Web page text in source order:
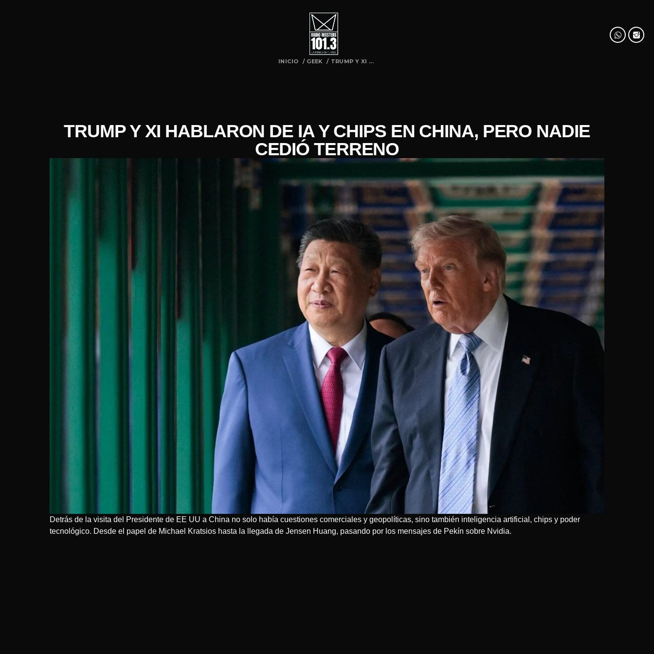
INICIO / GEEK / TRUMP Y XI ...
TRUMP Y XI HABLARON DE IA Y CHIPS EN CHINA, PERO NADIE
CEDIÓ TERRENO
Detrás de la visita del Presidente de EE UU a China no solo había cuestiones comerciales y geopolíticas, sino también inteligencia artificial, chips y poder
tecnológico. Desde el papel de Michael Kratsios hasta la llegada de Jensen Huang, pasando por los mensajes de Pekín sobre Nvidia.